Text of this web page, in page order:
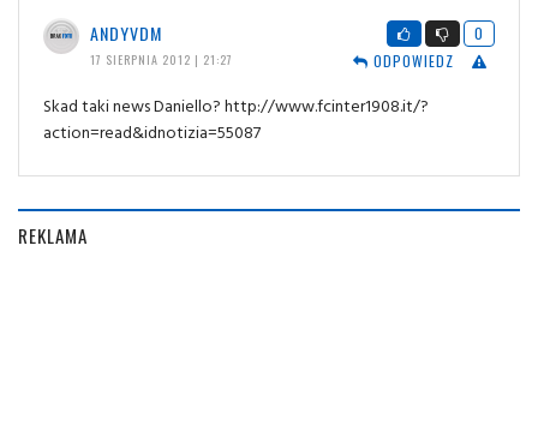
ANDYVDM
17 SIERPNIA 2012 | 21:27
0
ODPOWIEDZ
Skad taki news Daniello? http://www.fcinter1908.it/?
action=read&idnotizia=55087
REKLAMA